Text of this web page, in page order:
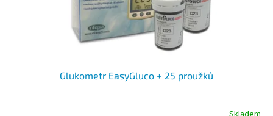
Glukometr EasyGluco + 25 proužků